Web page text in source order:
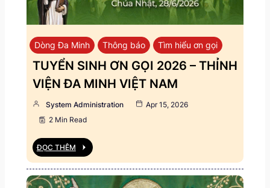
Dòng Đa Minh Thông báo Tìm hiểu ơn gọi
TUYỂN SINH ƠN GỌI 2026 – THỈNH
VIỆN ĐA MINH VIỆT NAM
System Administration
Apr 15, 2026
2 Min Read
ĐỌC THÊM